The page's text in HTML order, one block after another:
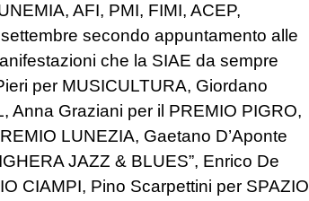
AFI, PMI, FIMI, ACEP,
secondo appuntamento alle
che la SIAE da sempre
per MUSICULTURA, Giordano
Anna Graziani per il PREMIO PIGRO,
LUNEZIA, Gaetano D’Aponte
JAZZ & BLUES”, Enrico De
CIAMPI, Pino Scarpettini per SPAZIO